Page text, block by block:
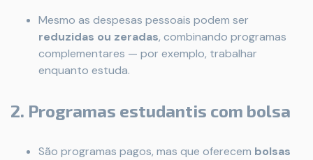
Mesmo as despesas pessoais podem ser
reduzidas ou zeradas, combinando programas
complementares — por exemplo, trabalhar
enquanto estuda.
2. Programas estudantis com bolsa
São programas pagos, mas que oferecem bolsas